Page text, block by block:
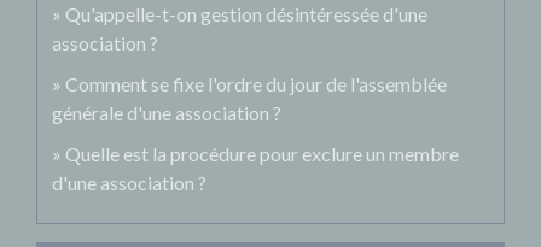
Qu'appelle-t-on gestion désintéressée d'une
association ?
Comment se fixe l'ordre du jour de l'assemblée
générale d'une association ?
Quelle est la procédure pour exclure un membre
d'une association ?